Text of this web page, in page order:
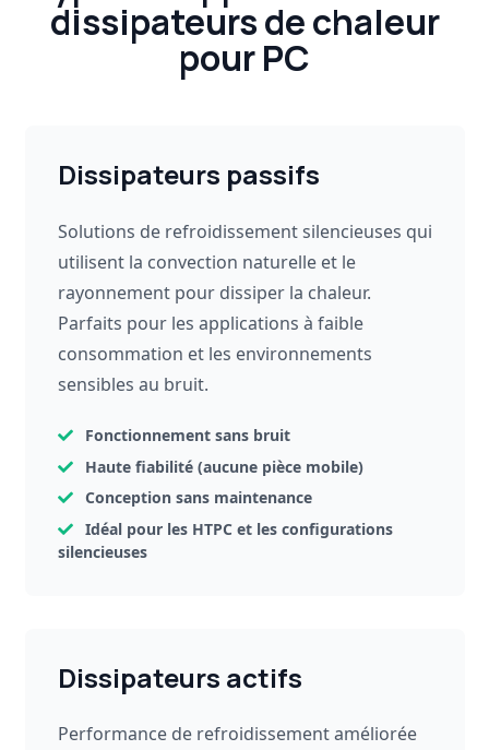
dissipateurs de chaleur
pour PC
Dissipateurs passifs
Solutions de refroidissement silencieuses qui
utilisent la convection naturelle et le
rayonnement pour dissiper la chaleur.
Parfaits pour les applications à faible
consommation et les environnements
sensibles au bruit.
Fonctionnement sans bruit
Haute fiabilité (aucune pièce mobile)
Conception sans maintenance
Idéal pour les HTPC et les configurations
silencieuses
Dissipateurs actifs
Performance de refroidissement améliorée